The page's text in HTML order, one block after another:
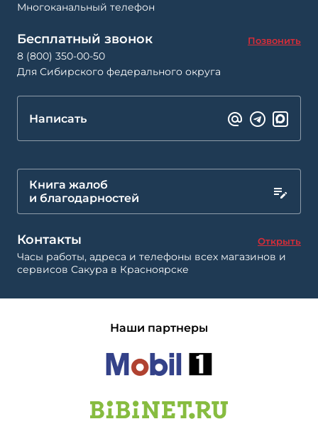
Многоканальный телефон
Бесплатный звонок Позвонить
8 (800) 350-00-50
Для Сибирского федерального округа
Написать
Книга жалоб
и благодарностей
Контакты Открыть
Часы работы, адреса и телефоны всех магазинов и
сервисов Сакура в Красноярске
Наши партнеры